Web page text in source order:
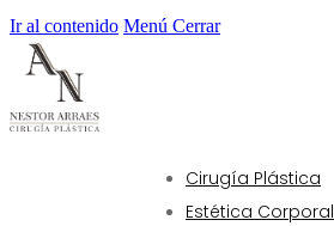
Ir al contenido Menú Cerrar
Cirugía Plástica
Estética Corporal